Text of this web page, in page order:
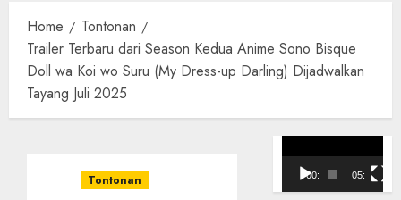
Home
Tontonan
Trailer Terbaru dari Season Kedua Anime Sono Bisque
Doll wa Koi wo Suru (My Dress-up Darling) Dijadwalkan
Tayang Juli 2025
Tontonan
Video
00:00 05:10